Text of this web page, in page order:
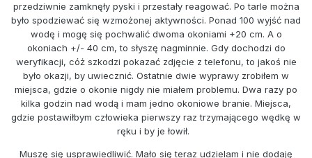
przedziwnie zamknęły pyski i przestały reagować. Po tarle można
było spodziewać się wzmożonej aktywności. Ponad 100 wyjść nad
wodę i mogę się pochwalić dwoma okoniami +20 cm. A o
okoniach +/- 40 cm, to słyszę nagminnie. Gdy dochodzi do
weryfikacji, cóż szkodzi pokazać zdjęcie z telefonu, to jakoś nie
było okazji, by uwiecznić. Ostatnie dwie wyprawy zrobiłem w
miejsca, gdzie o okonie nigdy nie miałem problemu. Dwa razy po
kilka godzin nad wodą i mam jedno okoniowe branie. Miejsca,
gdzie postawiłbym człowieka pierwszy raz trzymającego wędkę w
ręku i by je łowił.
Muszę się usprawiedliwić. Mało się teraz udzielam i nie dodaję